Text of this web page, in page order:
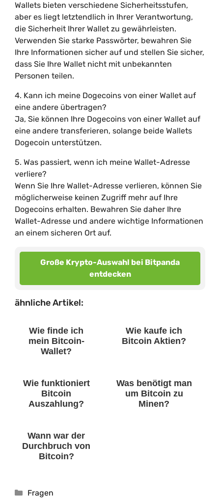
Wallets bieten verschiedene Sicherheitsstufen,
aber es liegt letztendlich in Ihrer Verantwortung,
die Sicherheit Ihrer Wallet zu gewährleisten.
Verwenden Sie starke Passwörter, bewahren Sie
Ihre Informationen sicher auf und stellen Sie sicher,
dass Sie Ihre Wallet nicht mit unbekannten
Personen teilen.
4. Kann ich meine Dogecoins von einer Wallet auf
eine andere übertragen?
Ja, Sie können Ihre Dogecoins von einer Wallet auf
eine andere transferieren, solange beide Wallets
Dogecoin unterstützen.
5. Was passiert, wenn ich meine Wallet-Adresse
verliere?
Wenn Sie Ihre Wallet-Adresse verlieren, können Sie
möglicherweise keinen Zugriff mehr auf Ihre
Dogecoins erhalten. Bewahren Sie daher Ihre
Wallet-Adresse und andere wichtige Informationen
an einem sicheren Ort auf.
Große Krypto-Auswahl bei Bitpanda
entdecken
ähnliche Artikel:
Wie finde ich
mein Bitcoin-
Wallet?
Wie kaufe ich
Bitcoin Aktien?
Wie funktioniert
Bitcoin
Auszahlung?
Was benötigt man
um Bitcoin zu
Minen?
Wann war der
Durchbruch von
Bitcoin?
Kategorien
Fragen